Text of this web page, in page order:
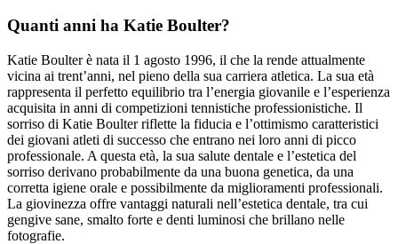
Quanti anni ha Katie Boulter?
Katie Boulter è nata il 1 agosto 1996, il che la rende attualmente
vicina ai trent’anni, nel pieno della sua carriera atletica. La sua età
rappresenta il perfetto equilibrio tra l’energia giovanile e l’esperienza
acquisita in anni di competizioni tennistiche professionistiche. Il
sorriso di Katie Boulter riflette la fiducia e l’ottimismo caratteristici
dei giovani atleti di successo che entrano nei loro anni di picco
professionale. A questa età, la sua salute dentale e l’estetica del
sorriso derivano probabilmente da una buona genetica, da una
corretta igiene orale e possibilmente da miglioramenti professionali.
La giovinezza offre vantaggi naturali nell’estetica dentale, tra cui
gengive sane, smalto forte e denti luminosi che brillano nelle
fotografie.